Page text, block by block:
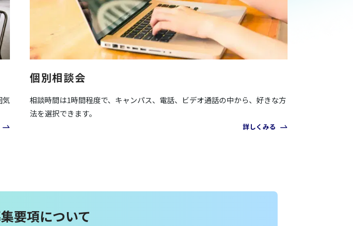
気
個別相談会
相談時間は1時間程度で、キャンパス、電話、ビデオ通話の中から、好きな方
法を選択できます。
詳しくみる
要項について